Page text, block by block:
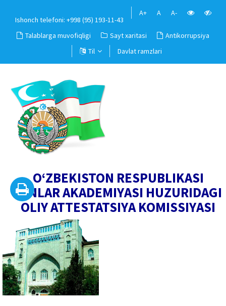
Ishonch telefoni: +998 (95) 193-11-43
A+ A A-
Talablarga muvofiqligi Sayt xaritasi
Antikorrupsiya
Til
Davlat ramzlari
O‘ZBEKISTON RESPUBLIKASI
FANLAR AKADEMIYASI HUZURIDAGI
OLIY ATTESTATSIYA KOMISSIYASI